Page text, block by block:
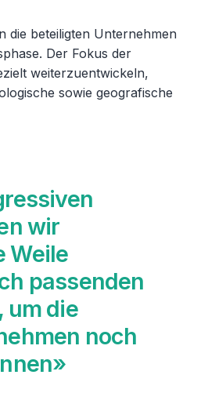
die beteiligten Unternehmen
Der Fokus der
weiterzuentwickeln,
sowie geografische
wir
Weile
passenden
um die
noch